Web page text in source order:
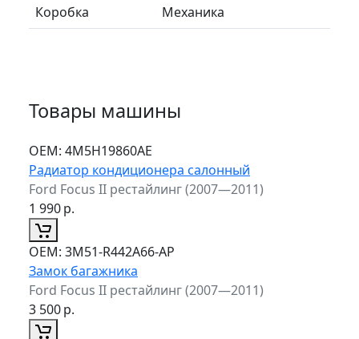
Коробка
Механика
Товары машины
ОЕМ: 4M5H19860AE
Радиатор кондиционера салонный
Ford Focus II рестайлинг (2007—2011)
1 990р.
ОЕМ: 3M51-R442A66-AP
Замок багажника
Ford Focus II рестайлинг (2007—2011)
3 500р.